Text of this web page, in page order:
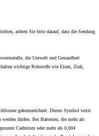
achten Sie bitte darauf, dass die Sendung
die Umwelt und Gesundheit
wichtige Rohstoffe wie Eisen, Zink,
gekennzeichnet. Dieses Symbol weist
dürfen. Bei Batterien, die mehr als
Cadmium oder mehr als 0,004